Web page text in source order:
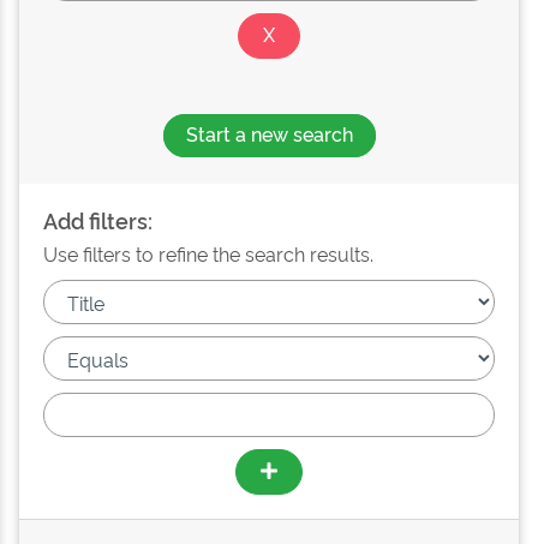
Start a new search
Add filters:
Use filters to refine the search results.